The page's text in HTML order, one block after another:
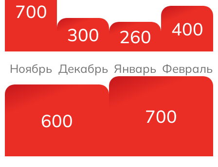
700
Ноябрь
300
Декабрь
260
Январь
400
Февраль
600 700